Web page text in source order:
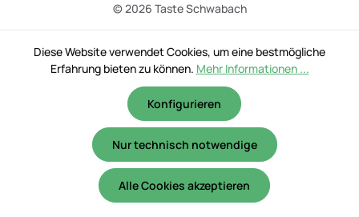
© 2026 Taste Schwabach
Diese Website verwendet Cookies, um eine bestmögliche
Erfahrung bieten zu können. Mehr Informationen ...
Nur technisch notwendige
Konfigurieren
Alle Cookies akzeptieren